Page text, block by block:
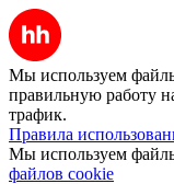
Мы используем
правильную работу
трафик.
Правила
Мы используем
файлов cookie